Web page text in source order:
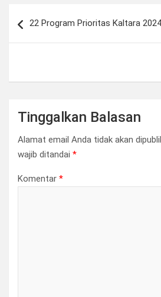
pos22 Program Prioritas Kaltara 2024
Tinggalkan Balasan
Alamat email Anda tidak akan
wajib ditandai *
Komentar *